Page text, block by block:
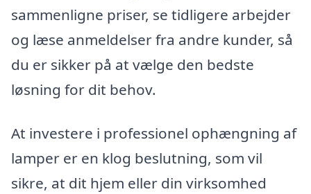
sammenligne priser, se tidligere arbejder
og læse anmeldelser fra andre kunder, så
du er sikker på at vælge den bedste
løsning for dit behov.
At investere i professionel ophængning af
lamper er en klog beslutning, som vil
sikre, at dit hjem eller din virksomhed